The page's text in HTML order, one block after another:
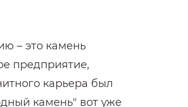
– это камень
предприятие,
карьера был
камень" вот уже